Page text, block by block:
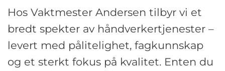
Hos Vaktmester Andersen tilbyr vi et
bredt spekter av håndverkertjenester –
levert med pålitelighet, fagkunnskap
og et sterkt fokus på kvalitet. Enten du